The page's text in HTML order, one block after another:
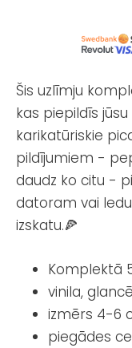
Šis uzlīmju
kas piepildīs
karikatūriskie
pildījumiem -
daudz ko citu -
datoram vai
izskatu.🍕
Komplektā
vinila,
izmērs 4-6
piegādes